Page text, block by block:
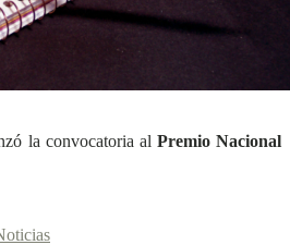
la convocatoria al Premio Nacional